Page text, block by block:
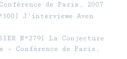
de Paris, 2007
J’interviewe Aven
N°279] La Conjecture
Conférence de Paris,